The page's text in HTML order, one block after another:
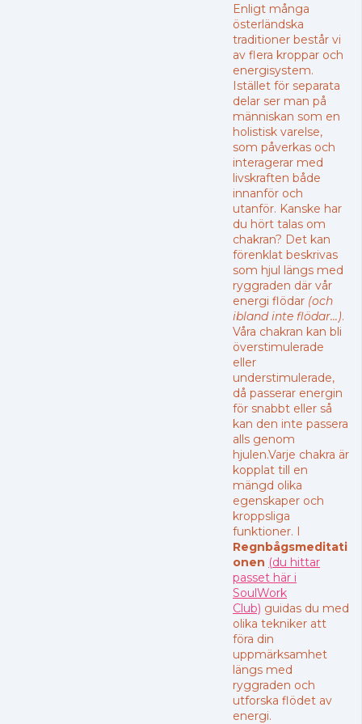
Enligt många
österländska
traditioner består vi
av flera kroppar och
energisystem.
Istället för separata
delar ser man på
människan som en
holistisk varelse,
som påverkas och
interagerar med
livskraften både
innanför och
utanför. Kanske har
du hört talas om
chakran? Det kan
förenklat beskrivas
som hjul längs med
ryggraden där vår
energi flödar (och
ibland inte flödar...).
Våra chakran kan bli
överstimulerade
eller
understimulerade,
då passerar energin
för snabbt eller så
kan den inte passera
alls genom
hjulen.Varje chakra är
kopplat till en
mängd olika
egenskaper och
kroppsliga
funktioner. I
Regnbågsmeditati
onen (du hittar
passet här i
SoulWork
Club) guidas du med
olika tekniker att
föra din
uppmärksamhet
längs med
ryggraden och
utforska flödet av
energi.